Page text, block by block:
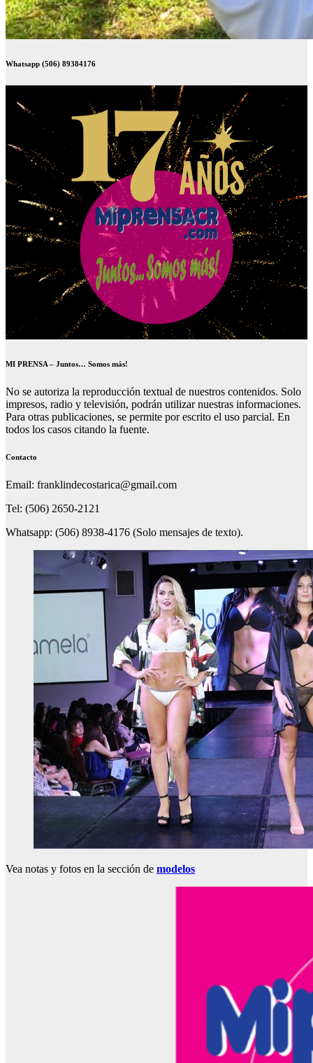
Whatsapp (506) 89384176
MI PRENSA – Juntos… Somos más!
No se autoriza la reproducción textual de nuestros contenidos. Solo
impresos, radio y televisión, podrán utilizar nuestras informaciones.
Para otras publicaciones, se permite por escrito el uso parcial. En
todos los casos citando la fuente.
Contacto
Email: franklindecostarica@gmail.com
Tel: (506) 2650-2121
Whatsapp: (506) 8938-4176 (Solo mensajes de texto).
Vea notas y fotos en la sección de modelos